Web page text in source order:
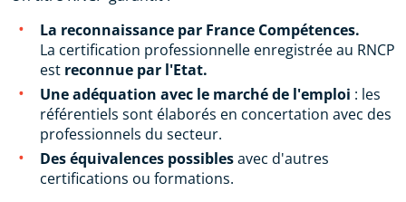
La reconnaissance par France Compétences.
La certification professionnelle enregistrée au RNCP
est reconnue par l'Etat.
Une adéquation avec le marché de l'emploi : les
référentiels sont élaborés en concertation avec des
professionnels du secteur.
Des équivalences possiblesavec d'autres
certifications ou formations.